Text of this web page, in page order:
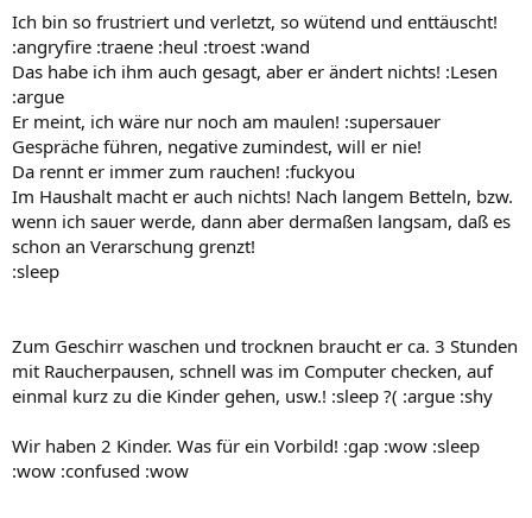
Ich bin so frustriert und verletzt, so wütend und enttäuscht!
:angryfire :traene :heul :troest :wand
Das habe ich ihm auch gesagt, aber er ändert nichts! :Lesen
:argue
Er meint, ich wäre nur noch am maulen! :supersauer
Gespräche führen, negative zumindest, will er nie!
Da rennt er immer zum rauchen! :fuckyou
Im Haushalt macht er auch nichts! Nach langem Betteln, bzw.
wenn ich sauer werde, dann aber dermaßen langsam, daß es
schon an Verarschung grenzt!
:sleep
Zum Geschirr waschen und trocknen braucht er ca. 3 Stunden
mit Raucherpausen, schnell was im Computer checken, auf
einmal kurz zu die Kinder gehen, usw.! :sleep ?( :argue :shy
Wir haben 2 Kinder. Was für ein Vorbild! :gap :wow :sleep
:wow :confused :wow